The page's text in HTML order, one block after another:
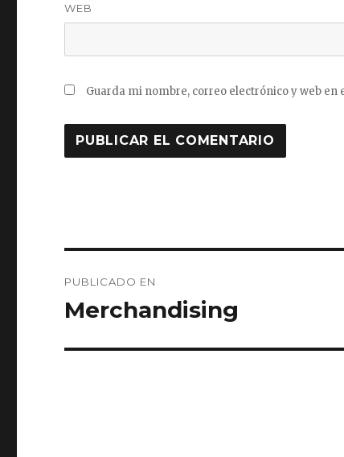
WEB
Guarda mi nombre, correo electrónico y web
de
PUBLICADO EN
Merchandising